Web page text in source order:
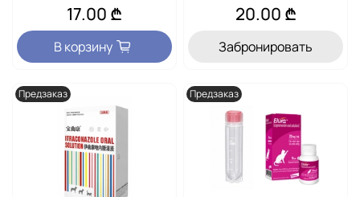
17.00 ₾
В корзину
20.00 ₾
Забронировать
Предзаказ Предзаказ